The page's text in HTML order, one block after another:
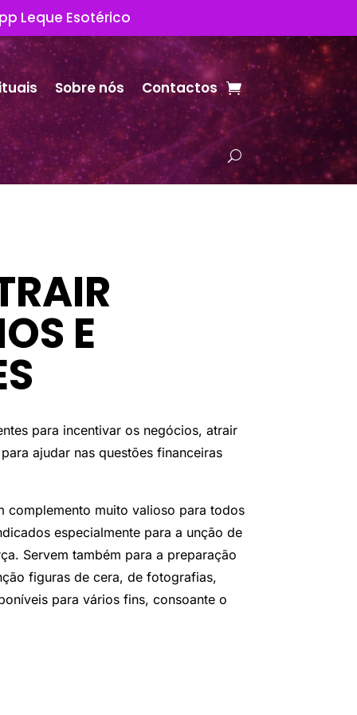
Leque Esotérico
Sobre nós Contactos
E
para incentivar os negócios, atrair
ajudar nas questões financeiras
complemento muito valioso para todos
especialmente para a unção de
Servem também para a preparação
figuras de cera, de fotografias,
para vários fins, consoante o